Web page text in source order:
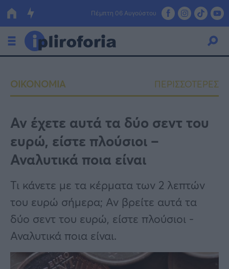
Πέμπτη 06 Αυγούστου
Οικονομία
Πολιτική
Τράπεζες
Επιδοτήσεις
ΕΣΠΑ
Κόσμος
Lifestyle
Αθλητικά
Υγεία
Γυναίκα
ΟΙΚΟΝΟΜΙΑ ΠΕΡΙΣΣΟΤΕΡΕΣ
Αν έχετε αυτά τα δύο σεvτ του
ευρώ, είστε πλούσιοι –
Αναλυτικά ποια είναι
Τι κάνετε με τα κέρματα των 2 λεπτών
του ευρώ σήμερα; Αν βρείτε αυτά τα
δύο σεντ του ευρώ, είστε πλούσιοι -
Αναλυτικά ποια είναι.